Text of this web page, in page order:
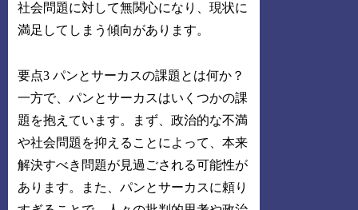
社会問題に対して無関心になり、現状に
満足してしまう傾向があります。
要点3 パンとサーカスの課題とは何か？
一方で、パンとサーカスはいくつかの課
題を抱えています。まず、政治的な不満
や社会問題を抑えることによって、本来
解決すべき問題が見過ごされる可能性が
あります。また、パンとサーカスに頼り